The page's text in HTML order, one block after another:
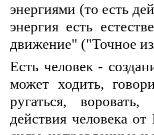
энергиями (то есть
энергия есть
движение" ("Точное
Есть человек -
может ходить,
ругаться,
действия человека